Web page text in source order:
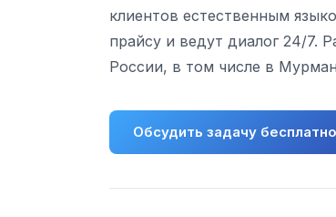
клиентов естественным
прайсу и ведут диалог 24/7.
России, в том числе в
Обсудить задачу бесплатно